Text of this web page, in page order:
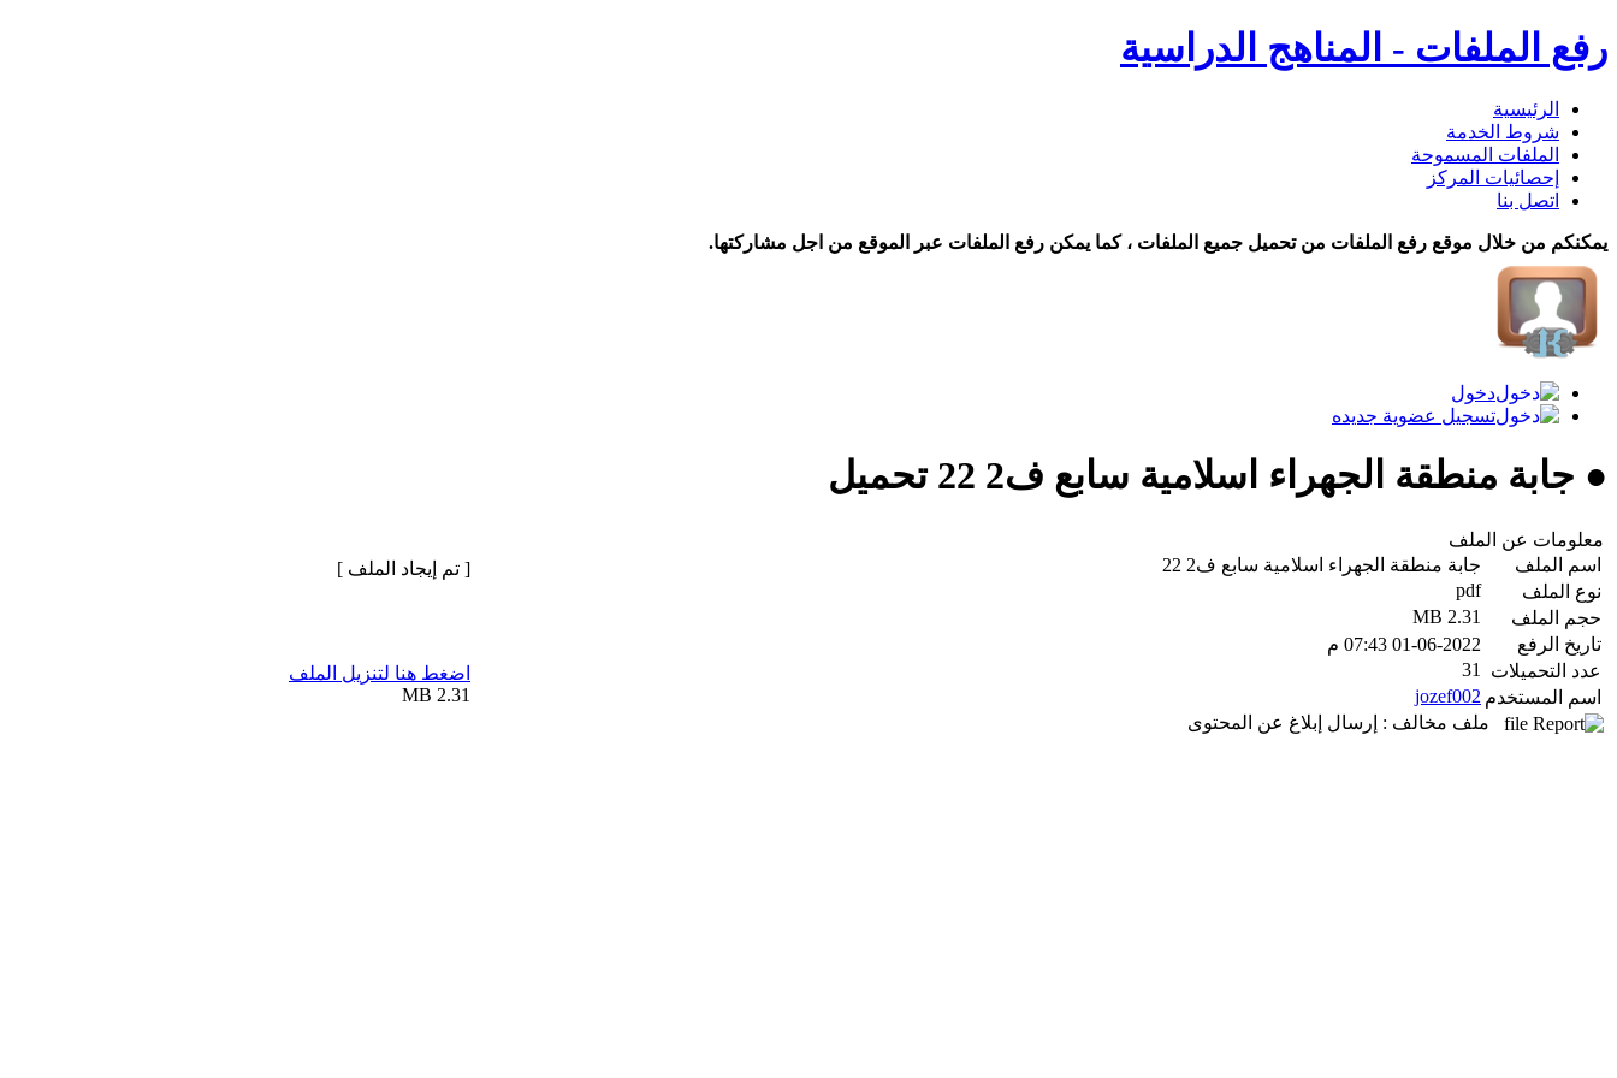
رفع الملفات - المناهج الدراسية
الرئيسية
شروط الخدمة
الملفات المسموحة
إحصائيات المركز
اتصل بنا
يمكنكم من خلال موقع رفع الملفات من تحميل جميع الملفات ، كما يمكن رفع الملفات عبر الموقع من اجل مشاركتها.
دخول
تسجيل عضوية جديده
● جابة منطقة الجهراء اسلامية سابع ف2 22 تحميل
معلومات عن الملف
اسم الملف
جابة منطقة الجهراء اسلامية سابع ف2 22
نوع الملف
pdf
حجم الملف
2.31 MB
تاريخ الرفع
01-06-2022 07:43 م
عدد التحميلات
31
اسم المستخدم jozef002
ملف مخالف : إرسال إبلاغ عن المحتوى
[ تم إيجاد الملف ]
اضغط هنا لتنزيل الملف
2.31 MB